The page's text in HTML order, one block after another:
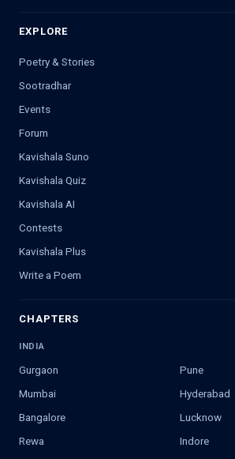
EXPLORE
Poetry & Stories
Sootradhar
Events
Forum
Kavishala Suno
Kavishala Quiz
Kavishala AI
Contests
Kavishala Plus
Write a Poem
CHAPTERS
INDIA
Gurgaon
Pune
Mumbai
Hyderabad
Bangalore
Lucknow
Rewa
Indore